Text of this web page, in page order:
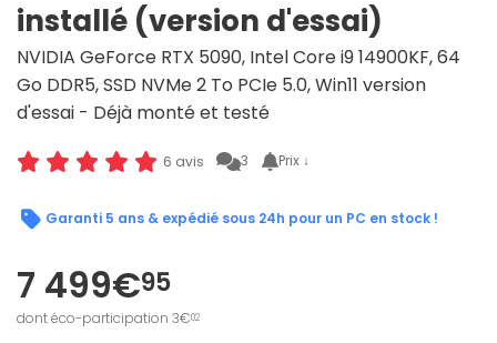
installé (version d'essai)
NVIDIA GeForce RTX 5090, Intel Core i9 14900KF, 64
Go DDR5, SSD NVMe 2 To PCIe 5.0, Win11 version
d'essai - Déjà monté et testé
6 avis 3 Prix ↓
Garanti 5 ans & expédié sous 24h pour un PC en stock !
7 499€95
dont éco-participation 3€02